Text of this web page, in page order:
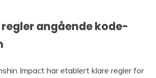
angående kode-
Impact har etablert klare regler for